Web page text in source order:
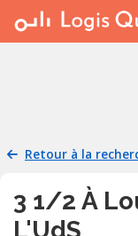
À LOUER
PLACER UNE
RESSOURCES
Retour à la
3 1/2 À